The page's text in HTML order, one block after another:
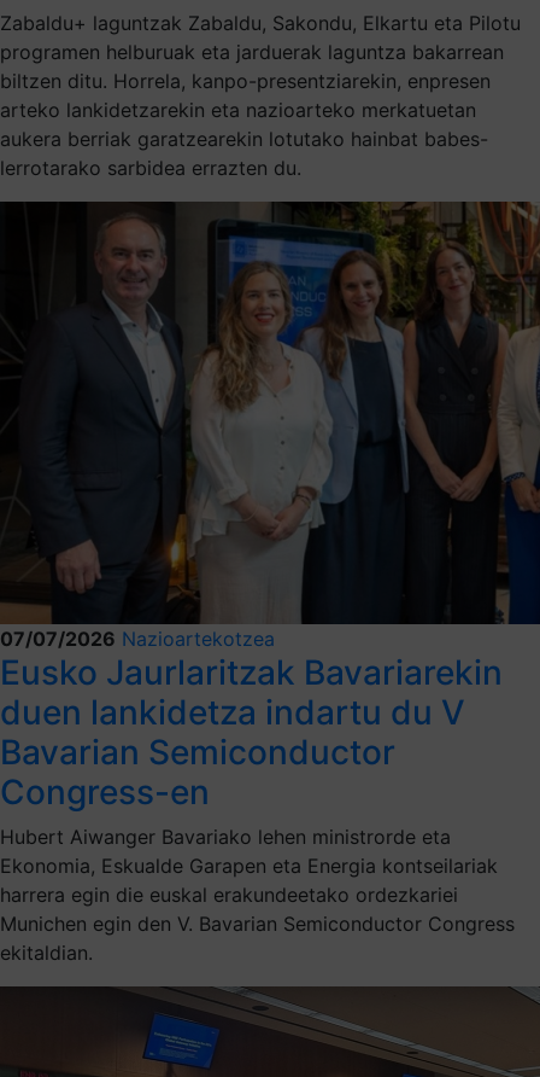
Zabaldu+ laguntzak Zabaldu, Sakondu, Elkartu eta Pilotu
programen helburuak eta jarduerak laguntza bakarrean
biltzen ditu. Horrela, kanpo-presentziarekin, enpresen
arteko lankidetzarekin eta nazioarteko merkatuetan
aukera berriak garatzearekin lotutako hainbat babes-
lerrotarako sarbidea errazten du.
07/07/2026 Nazioartekotzea
Eusko Jaurlaritzak Bavariarekin
duen lankidetza indartu du V
Bavarian Semiconductor
Congress-en
Hubert Aiwanger Bavariako lehen ministrorde eta
Ekonomia, Eskualde Garapen eta Energia kontseilariak
harrera egin die euskal erakundeetako ordezkariei
Munichen egin den V. Bavarian Semiconductor Congress
ekitaldian.